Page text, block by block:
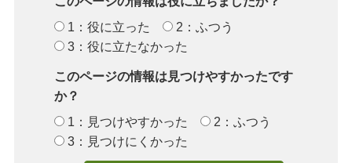
1：役に立った
2：ふつう
3：役に立たなかった
このページの情報は見つけやすかったです
か？
1：見つけやすかった
2：ふつう
3：見つけにくかった